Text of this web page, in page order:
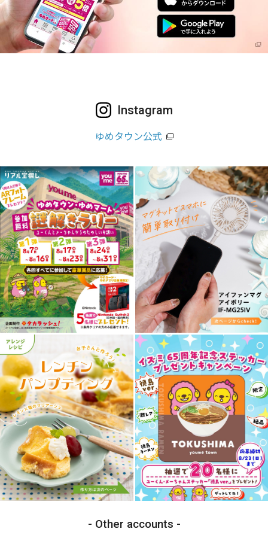
Instagram
ゆめタウン公式
Other accounts